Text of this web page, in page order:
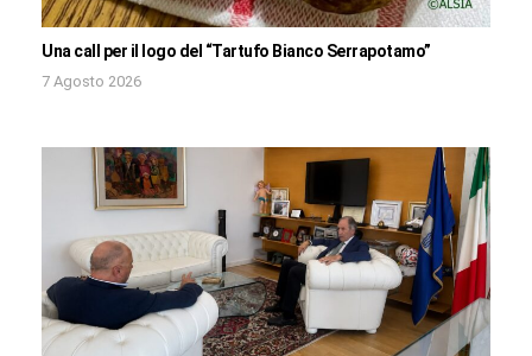
Una call per il logo del “Tartufo Bianco Serrapotamo”
7 Agosto 2026